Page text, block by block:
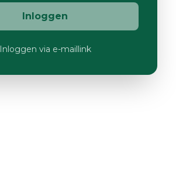
Inloggen
Inloggen via e-maillink